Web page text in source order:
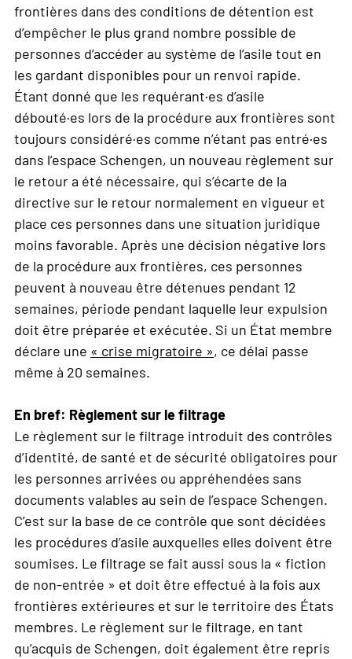
frontières dans des conditions de détention est
d’empêcher le plus grand nombre possible de
personnes d’accéder au système de l’asile tout en
les gardant disponibles pour un renvoi rapide.
Étant donné que les requérant·es d’asile
débouté·es lors de la procédure aux frontières sont
toujours considéré·es comme n’étant pas entré·es
dans l’espace Schengen, un nouveau règlement sur
le retour a été nécessaire, qui s’écarte de la
directive sur le retour normalement en vigueur et
place ces personnes dans une situation juridique
moins favorable. Après une décision négative lors
de la procédure aux frontières, ces personnes
peuvent à nouveau être détenues pendant 12
semaines, période pendant laquelle leur expulsion
doit être préparée et exécutée. Si un État membre
déclare une « crise migratoire », ce délai passe
même à 20 semaines.
En bref: Règlement sur le filtrage
Le règlement sur le filtrage introduit des contrôles
d’identité, de santé et de sécurité obligatoires pour
les personnes arrivées ou appréhendées sans
documents valables au sein de l’espace Schengen.
C’est sur la base de ce contrôle que sont décidées
les procédures d’asile auxquelles elles doivent être
soumises. Le filtrage se fait aussi sous la « fiction
de non-entrée » et doit être effectué à la fois aux
frontières extérieures et sur le territoire des États
membres. Le règlement sur le filtrage, en tant
qu’acquis de Schengen, doit également être repris